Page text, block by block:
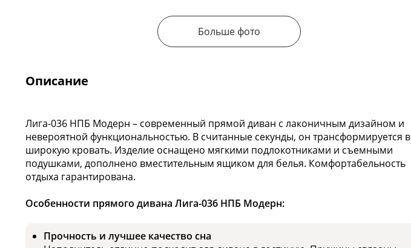
Больше фото
Описание
Лига-036 НПБ Модерн – современный прямой диван с лаконичным дизайном и
невероятной функциональностью. В считанные секунды, он трансформируется в
широкую кровать. Изделие оснащено мягкими подлокотниками и съемными
подушками, дополнено вместительным ящиком для белья. Комфортабельность
отдыха гарантирована.
Особенности прямого дивана Лига-036 НПБ Модерн:
Прочность и лучшее качество сна